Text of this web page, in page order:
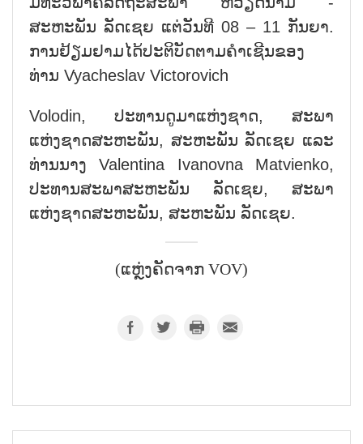
ສະຫະພັນ ລັດເຊຍ ແຕ່ວັນທີ 08 – 11 ກັນຍາ.
ການຢ້ຽມຢາມໄດ້ປະຕິບັດຕາມຄຳເຊີນຂອງ
ທ່ານ Vyacheslav Victorovich
Volodin, ປະທານດູມາແຫ່ງຊາດ, ສະພາ
ແຫ່ງຊາດສະຫະພັນ, ສະຫະພັນ ລັດເຊຍ ແລະ
ທ່ານນາງ Valentina Ivanovna Matvienko,
ປະທານສະພາສະຫະພັນ ລັດເຊຍ, ສະພາ
ແຫ່ງຊາດສະຫະພັນ, ສະຫະພັນ ລັດເຊຍ.
(ແຫຼ່ງຄັດຈາກ VOV)